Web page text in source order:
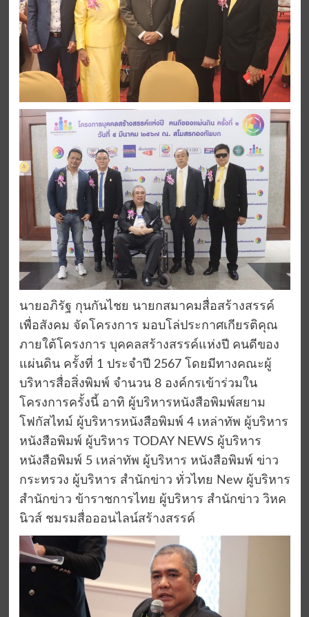
นายอภิรัฐ กุนกันไชย นายกสมาคมสื่อสร้างสรรค์
เพื่อสังคม จัดโครงการ มอบโล่ประกาศเกียรติคุณ
ภายใต้โครงการ บุคคลสร้างสรรค์แห่งปี คนดีของ
แผ่นดิน ครั้งที่ 1 ประจำปี 2567 โดยมีทางคณะผู้
บริหารสื่อสิ่งพิมพ์ จำนวน 8 องค์กรเข้าร่วมใน
โครงการครั้งนี้ อาทิ ผู้บริหารหนังสือพิมพ์สยาม
โฟกัสไทม์ ผู้บริหารหนังสือพิมพ์ 4 เหล่าทัพ ผู้บริหาร
หนังสือพิมพ์ ผู้บริหาร TODAY NEWS ผู้บริหาร
หนังสือพิมพ์ 5 เหล่าทัพ ผู้บริหาร หนังสือพิมพ์ ข่าว
กระทรวง ผู้บริหาร สำนักข่าว ทั่วไทย New ผู้บริหาร
สำนักข่าว ข้าราชการไทย ผู้บริหาร สำนักข่าว วิหค
นิวส์ ชมรมสื่อออนไลน์สร้างสรรค์